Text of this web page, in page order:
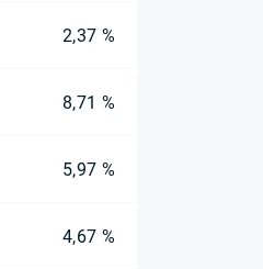
2,37 %
8,71 %
5,97 %
4,67 %